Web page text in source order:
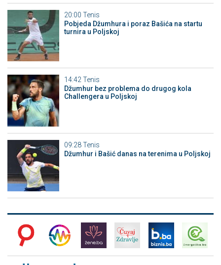
20:00 Tenis
Pobjeda Džumhura i poraz Bašića na startu
turnira u Poljskoj
14:42 Tenis
Džumhur bez problema do drugog kola
Challengera u Poljskoj
09:28Tenis
Džumhur i Bašić danas na terenima u Poljskoj